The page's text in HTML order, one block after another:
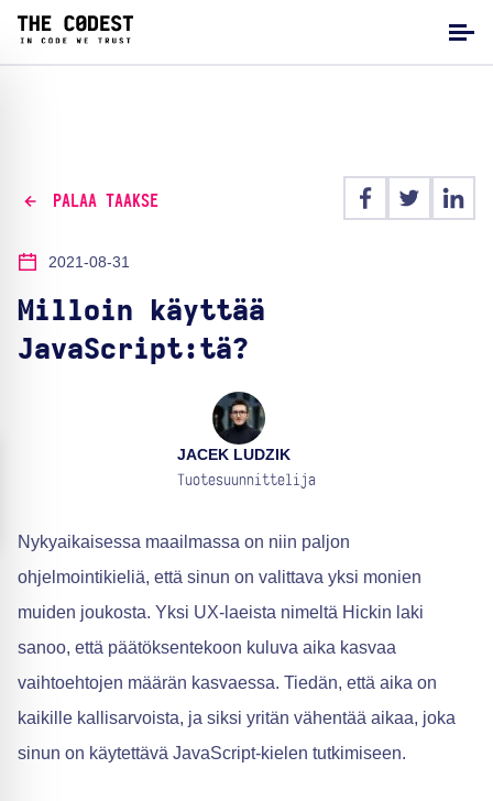
PALAA TAAKSE
2021-08-31
Milloin käyttää
JavaScript:tä?
JACEK LUDZIK
Tuotesuunnittelija
Nykyaikaisessa maailmassa on niin paljon
ohjelmointikieliä, että sinun on valittava yksi monien
muiden joukosta. Yksi UX-laeista nimeltä Hickin laki
sanoo, että päätöksentekoon kuluva aika kasvaa
vaihtoehtojen määrän kasvaessa. Tiedän, että aika on
kaikille kallisarvoista, ja siksi yritän vähentää aikaa, joka
sinun on käytettävä JavaScript-kielen tutkimiseen.